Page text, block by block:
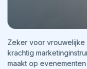
Zeker voor
krachtig
maakt op